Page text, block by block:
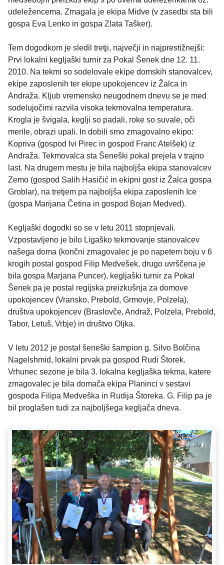
udeležencema. Zmagala je ekipa Midve (v zasedbi sta bili
gospa Eva Lenko in gospa Zlata Tašker).
Tem dogodkom je sledil tretji, največji in najprestižnejši:
Prvi lokalni kegljaški turnir za Pokal Šenek dne 12. 11.
2010. Na tekmi so sodelovale ekipe domskih stanovalcev,
ekipe zaposlenih ter ekipe upokojencev iz Žalca in
Andraža. Kljub vremensko neugodnem dnevu se je med
sodelujočimi razvila visoka tekmovalna temperatura.
Krogla je švigala, keglji so padali, roke so suvale, oči
merile, obrazi upali. In dobili smo zmagovalno ekipo:
Kopriva (gospod Ivi Pirec in gospod Franc Atelšek) iz
Andraža. Tekmovalca sta Šeneški pokal prejela v trajno
last. Na drugem mestu je bila najboljša ekipa stanovalcev
Zemo (gospod Salih Hasičić in ekipni gost iz Žalca gospa
Groblar), na tretjem pa najboljša ekipa zaposlenih Ice
(gospa Marijana Četina in gospod Bojan Medved).
Kegljaški dogodki so se v letu 2011 stopnjevali.
Vzpostavljeno je bilo Ligaško tekmovanje stanovalcev
našega doma (končni zmagovalec je po napetem boju v 6
krogih postal gospod Filip Medvešek, drugo uvrščena je
bila gospa Marjana Puncer), kegljaški turnir za Pokal
Šenek pa je postal regijska preizkušnja za domove
upokojencev (Vransko, Prebold, Grmovje, Polzela),
društva upokojencev (Braslovče, Andraž, Polzela, Prebold,
Tabor, Letuš, Vrbje) in društvo Oljka.
V letu 2012 je postal šeneški šampion g. Silvo Bolčina
Nagelshmid, lokalni prvak pa gospod Rudi Štorek.
Vrhunec sezone je bila 3. lokalna kegljaška tekma, katere
zmagovalec je bila domača ekipa Planinci v sestavi
gospoda Filipa Medveška in Rudija Štoreka. G. Filip pa je
bil proglašen tudi za najboljšega kegljača dneva.